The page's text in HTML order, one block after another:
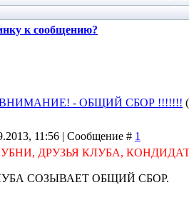
к сообщению?
- ОБЩИЙ СБОР !!!!!!!
11:56 | Сообщение # 1
ДРУЗЬЯ КЛУБА,
СОЗЫВАЕТ ОБЩИЙ СБОР.